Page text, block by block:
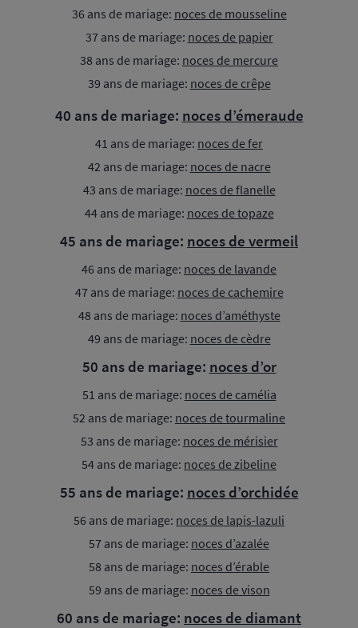
36 ans de mariage: noces de mousseline
37 ans de mariage: noces de papier
38 ans de mariage: noces de mercure
39 ans de mariage: noces de crêpe
40 ans de mariage: noces d’émeraude
41 ans de mariage: noces de fer
42 ans de mariage: noces de nacre
43 ans de mariage: noces de flanelle
44 ans de mariage: noces de topaze
45 ans de mariage: noces de vermeil
46 ans de mariage: noces de lavande
47 ans de mariage: noces de cachemire
48 ans de mariage: noces d’améthyste
49 ans de mariage: noces de cèdre
50 ans de mariage: noces d’or
51 ans de mariage: noces de camélia
52 ans de mariage: noces de tourmaline
53 ans de mariage: noces de mérisier
54 ans de mariage: noces de zibeline
55 ans de mariage: noces d’orchidée
56 ans de mariage: noces de lapis-lazuli
57 ans de mariage: noces d’azalée
58 ans de mariage: noces d’érable
59 ans de mariage: noces de vison
60 ans de mariage: noces de diamant